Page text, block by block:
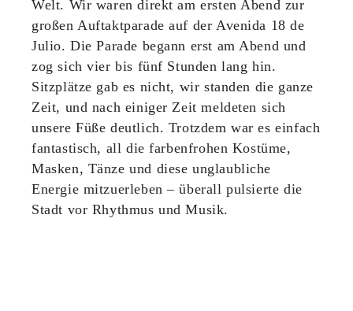
Welt. Wir waren direkt am ersten Abend zur
großen Auftaktparade auf der Avenida 18 de
Julio. Die Parade begann erst am Abend und
zog sich vier bis fünf Stunden lang hin.
Sitzplätze gab es nicht, wir standen die ganze
Zeit, und nach einiger Zeit meldeten sich
unsere Füße deutlich. Trotzdem war es einfach
fantastisch, all die farbenfrohen Kostüme,
Masken, Tänze und diese unglaubliche
Energie mitzuerleben – überall pulsierte die
Stadt vor Rhythmus und Musik.